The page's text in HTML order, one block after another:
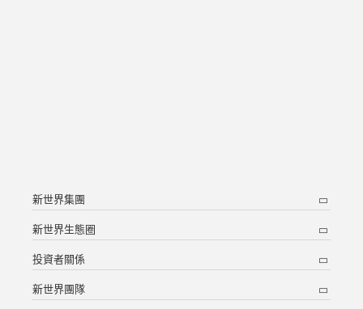
新世界集團
新世界生態圈
投資者關係
新世界團隊